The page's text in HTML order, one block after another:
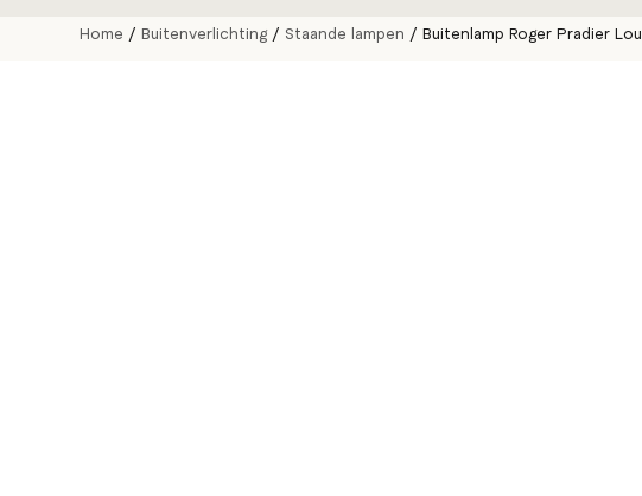
Home /Buitenverlichting/ Staande lampen / Buitenlamp Roger Pradier